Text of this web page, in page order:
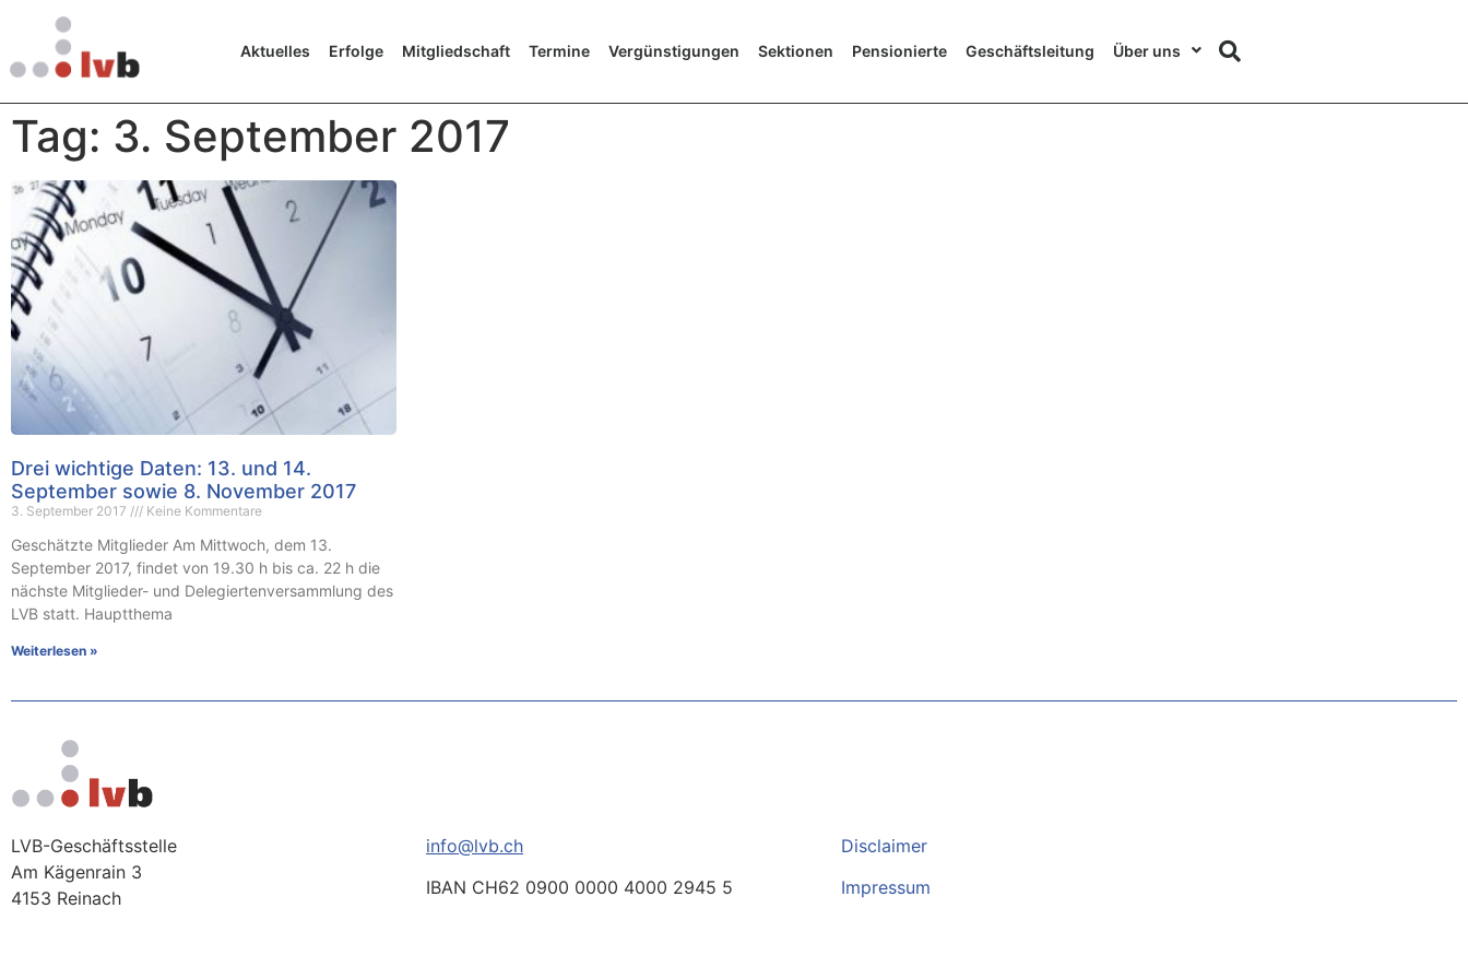
Aktuelles Erfolge Mitgliedschaft Termine Vergünstigungen Sektionen Pensionierte Geschäftsleitung Über uns
Tag: 3. September 2017
Drei wichtige Daten: 13. und 14.
September sowie 8. November 2017
3. September 2017 Keine Kommentare
Geschätzte Mitglieder Am Mittwoch, dem 13.
September 2017, findet von 19.30 h bis ca. 22 h die
nächste Mitglieder- und Delegiertenversammlung des
LVB statt. Hauptthema
Weiterlesen »
LVB-Geschäftsstelle
Am Kägenrain 3
4153 Reinach
info@lvb.ch
IBAN CH62 0900 0000 4000 2945 5
Disclaimer
Impressum